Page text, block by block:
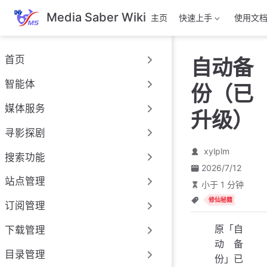
跳
至
主
內
容
Media Saber Wiki 主页 快速上手 使用文档
首页
智能体
媒体服务
寻影探剧
搜索功能
站点管理
订阅管理
下载管理
目录管理
自动备
份（已
升级）
xylplm
2026/7/12
小于 1 分钟
修仙秘籍
原「自
动备
份」已